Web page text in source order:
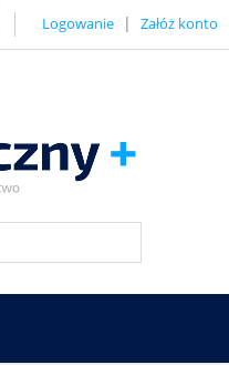
Logowanie | Załóż konto